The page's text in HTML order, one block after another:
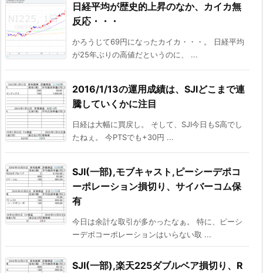
日経平均が歴史的上昇のなか、カイカ無
反応・・・
かろうじて69円になったカイカ・・・。 日経平均
が25年ぶりの高値だというのに、 ...
2016/1/13の運用成績は、SJIどこまで連
騰していくかに注目
日経は大幅に買戻し。 そして、SJI今日もS高でし
たねぇ。 今PTSでも+30円 ...
SJI(一部),モブキャスト,ピーシーデポコ
ーポレーション損切り、サイバーコム保
有
今日は余計な取引が多かったなぁ。 特に、ピーシ
ーデポコーポレーションはいらない取 ...
SJI(一部),楽天225ダブルベア損切り、R